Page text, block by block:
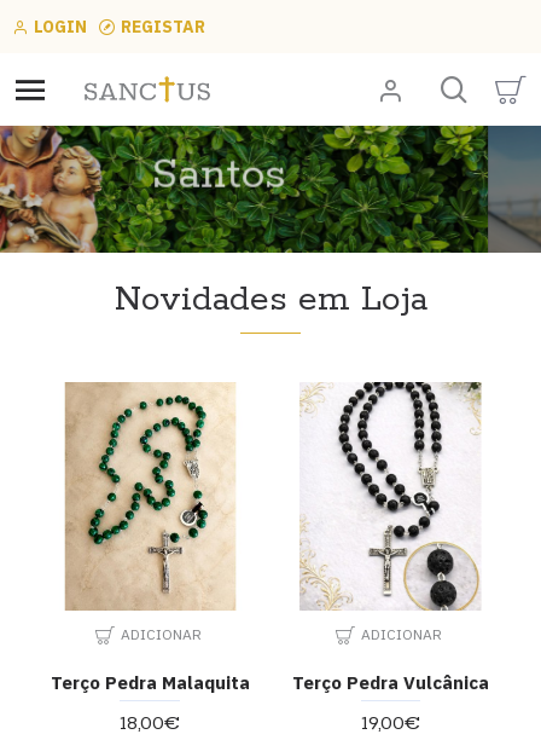
LOGIN REGISTAR
Santos
Novidades em Loja
Terço Pedra Malaquita
18,00€
ADICIONAR
Terço Pedra Vulcânica
19,00€
ADICIONAR